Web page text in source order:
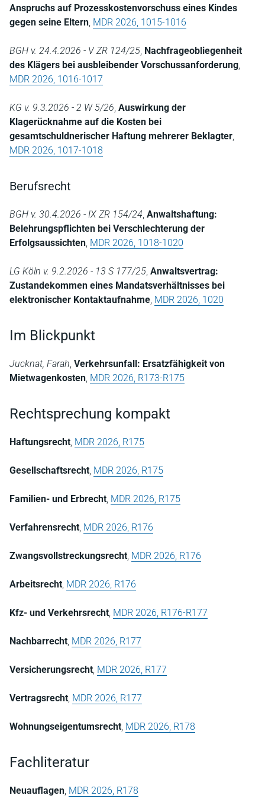
Anspruchs auf Prozesskostenvorschuss eines Kindes
gegen seine Eltern, MDR 2026, 1015-1016
BGH v. 24.4.2026 - V ZR 124/25, Nachfrageobliegenheit
des Klägers bei ausbleibender Vorschussanforderung,
MDR 2026, 1016-1017
KG v. 9.3.2026 - 2 W 5/26, Auswirkung der
Klagerücknahme auf die Kosten bei
gesamtschuldnerischer Haftung mehrerer Beklagter,
MDR 2026, 1017-1018
Berufsrecht
BGH v. 30.4.2026 - IX ZR 154/24, Anwaltshaftung:
Belehrungspflichten bei Verschlechterung der
Erfolgsaussichten, MDR 2026, 1018-1020
LG Köln v. 9.2.2026 - 13 S 177/25, Anwaltsvertrag:
Zustandekommen eines Mandatsverhältnisses bei
elektronischer Kontaktaufnahme, MDR 2026, 1020
Im Blickpunkt
Jucknat, Farah, Verkehrsunfall: Ersatzfähigkeit von
Mietwagenkosten, MDR 2026, R173-R175
Rechtsprechung kompakt
Haftungsrecht, MDR 2026, R175
Gesellschaftsrecht, MDR 2026, R175
Familien- und Erbrecht, MDR 2026, R175
Verfahrensrecht, MDR 2026, R176
Zwangsvollstreckungsrecht, MDR 2026, R176
Arbeitsrecht, MDR 2026, R176
Kfz- und Verkehrsrecht, MDR 2026, R176-R177
Nachbarrecht, MDR 2026, R177
Versicherungsrecht, MDR 2026, R177
Vertragsrecht, MDR 2026, R177
Wohnungseigentumsrecht, MDR 2026, R178
Fachliteratur
Neuauflagen, MDR 2026, R178